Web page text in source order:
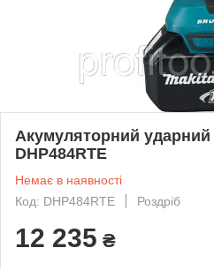
Акумуляторний
DHP484RTE
Немає в наявності
Код: DHP484RTE
Роздріб
12 235 ₴